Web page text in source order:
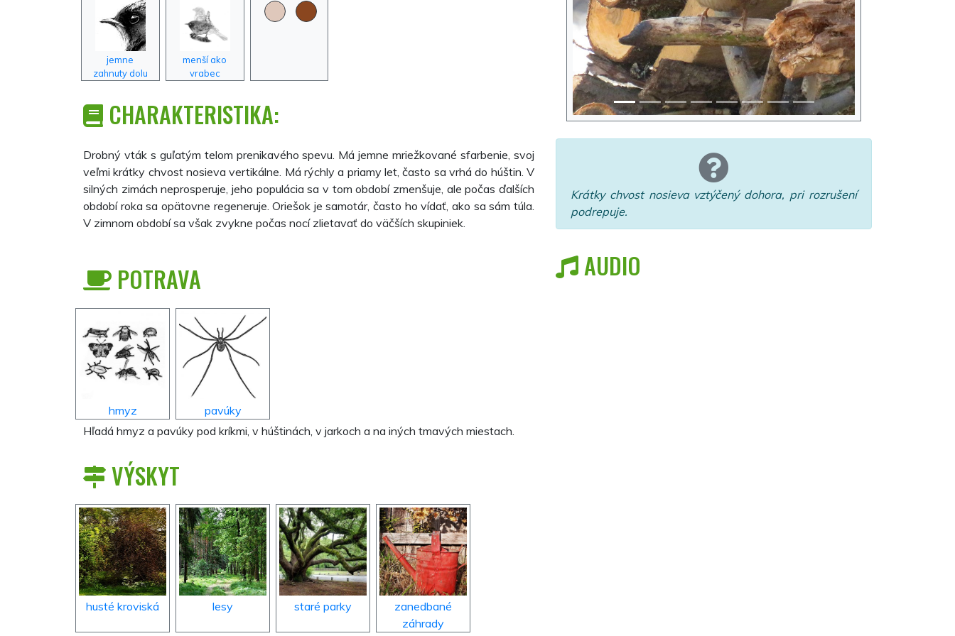
jemne
zahnuty dolu
menší ako
vrabec
CHARAKTERISTIKA:
Drobný vták s guľatým telom prenikavého spevu. Má jemne mriežkované sfarbenie, svoj
veľmi krátky chvost nosieva vertikálne. Má rýchly a priamy let, často sa vrhá do húštin. V
silných zimách neprosperuje, jeho populácia sa v tom období zmenšuje, ale počas ďalších
období roka sa opätovne regeneruje. Oriešok je samotár, často ho vídať, ako sa sám túla.
V zimnom období sa však zvykne počas nocí zlietavať do väčších skupiniek.
POTRAVA
hmyz
pavúky
Hľadá hmyz a pavúky pod kríkmi, v húštinách, v jarkoch a na iných tmavých miestach.
VÝSKYT
husté kroviská lesy staré parky
zanedbané
záhrady
Krátky chvost nosieva vztýčený dohora, pri rozrušení
podrepuje.
AUDIO